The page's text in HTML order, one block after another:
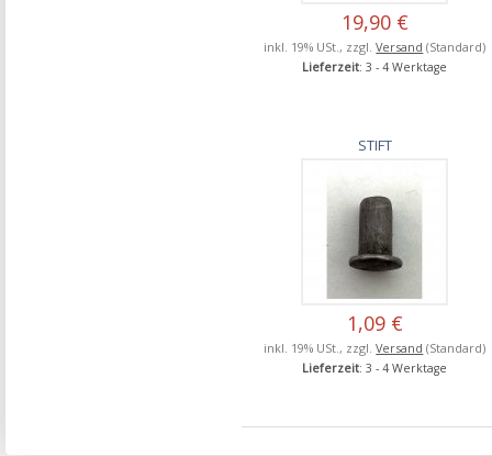
19,90 €
inkl. 19% USt., zzgl.Versand (Standard)
Lieferzeit: 3 - 4 Werktage
STIFT
1,09 €
inkl. 19% USt., zzgl.Versand (Standard)
Lieferzeit: 3 - 4 Werktage